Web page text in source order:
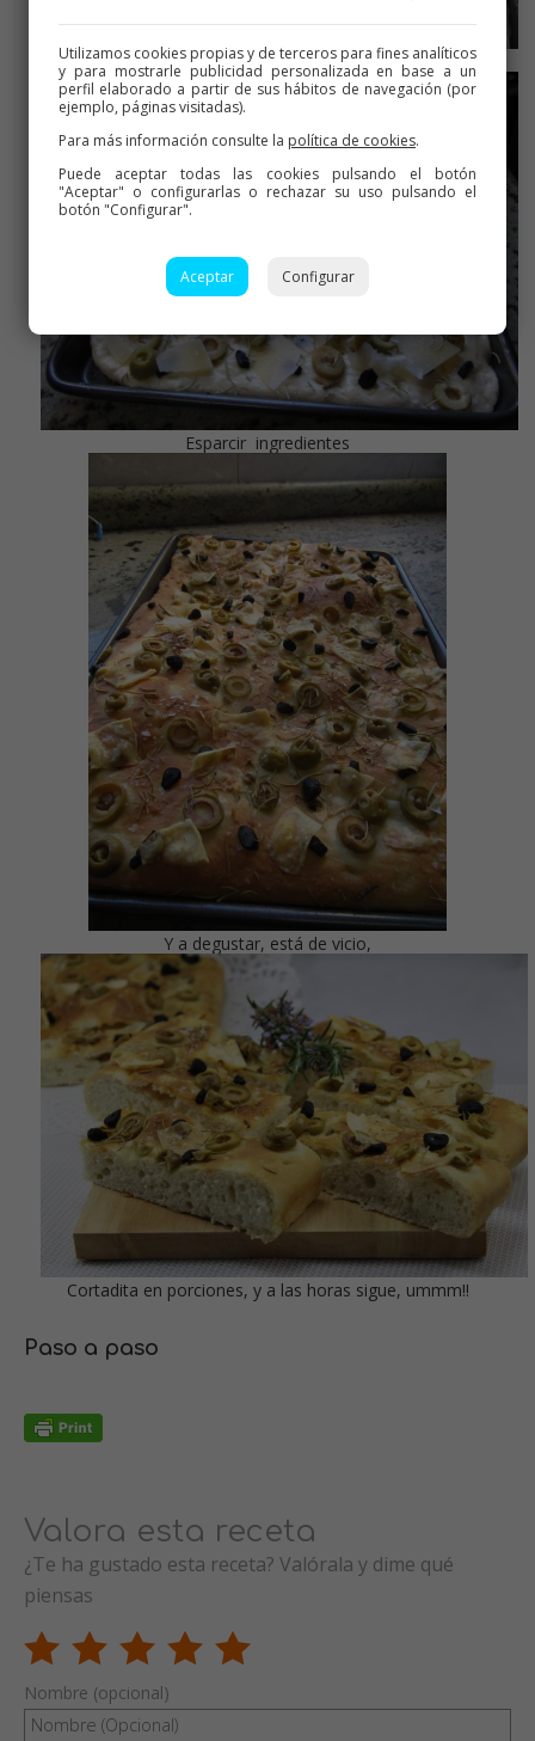
Pincelar con aceite y hacer hendiduras con los dedos
Esparcir ingredientes
Y a degustar, está de vicio,
Cortadita en porciones, y a las horas sigue, ummm!!
Paso a paso
Valora esta receta
¿Te ha gustado esta receta? Valórala y dime qué
piensas
Nombre (opcional)
Utilizamos cookies propias y de terceros para fines analíticos
y para mostrarle publicidad personalizada en base a un
perfil elaborado a partir de sus hábitos de navegación (por
ejemplo, páginas visitadas).
Para más información consulte la política de cookies.
Puede aceptar todas las cookies pulsando el botón
"Aceptar" o configurarlas o rechazar su uso pulsando el
botón "Configurar".
Aceptar Configurar